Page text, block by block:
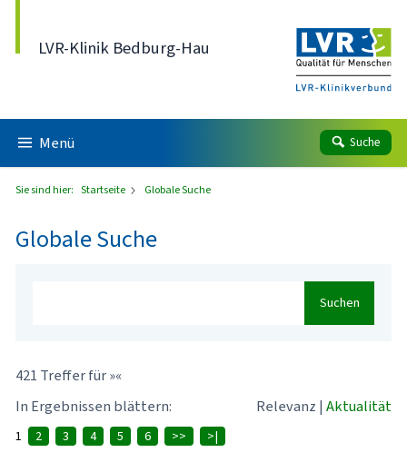
LVR-Klinik Bedburg-Hau
Menü Suche
Sie sind hier: Startseite Globale Suche
Globale Suche
Suchen
421 Treffer für »«
In Ergebnissen blättern:
Relevanz | Aktualität
1 2 3 4 5 6 >> >|